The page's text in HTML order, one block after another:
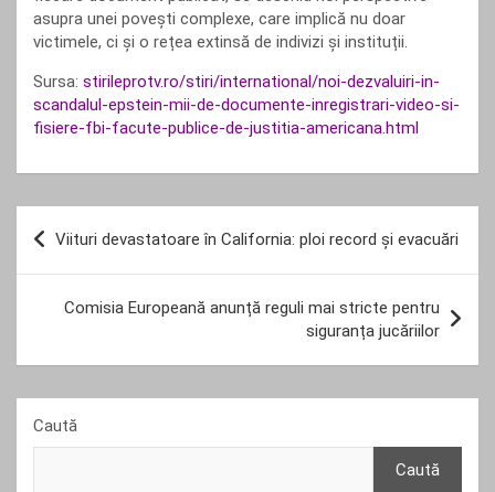
asupra unei povești complexe, care implică nu doar
victimele, ci și o rețea extinsă de indivizi și instituții.
Sursa: stirileprotv.ro/stiri/international/noi-dezvaluiri-in-
scandalul-epstein-mii-de-documente-inregistrari-video-si-
fisiere-fbi-facute-publice-de-justitia-americana.html
Navigare
articole
Viituri devastatoare în California: ploi record și evacuări
Comisia Europeană anunță reguli mai stricte pentru
siguranța jucăriilor
Caută
Caută